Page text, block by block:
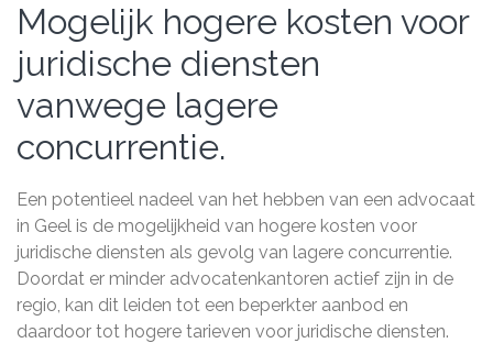
Mogelijk hogere kosten voor
juridische diensten
vanwege lagere
concurrentie.
Een potentieel nadeel van het hebben van een advocaat
in Geel is de mogelijkheid van hogere kosten voor
juridische diensten als gevolg van lagere concurrentie.
Doordat er minder advocatenkantoren actief zijn in de
regio, kan dit leiden tot een beperkter aanbod en
daardoor tot hogere tarieven voor juridische diensten.